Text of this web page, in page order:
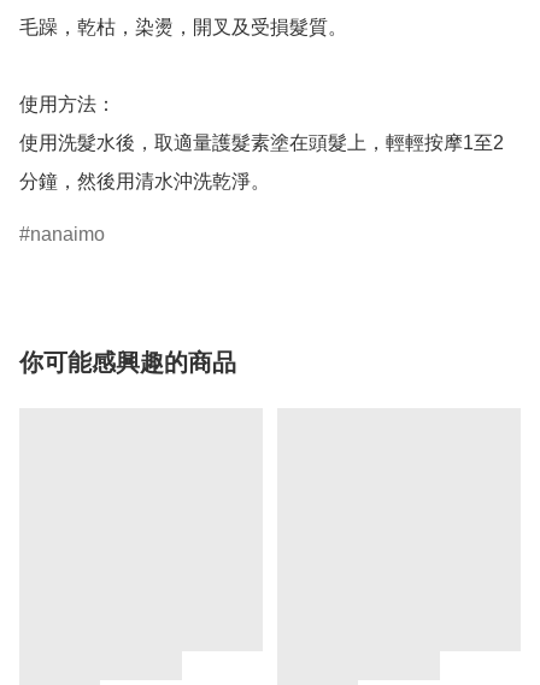
毛躁，乾枯，染燙，開叉及受損髮質。
使用方法：
使用洗髮水後，取適量護髮素塗在頭髮上，輕輕按摩1至2
分鐘，然後用清水沖洗乾淨。
nanaimo
你可能感興趣的商品